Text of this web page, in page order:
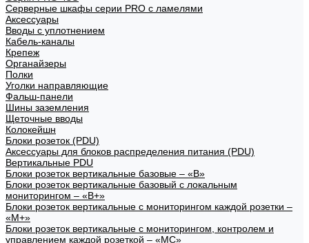
Серверные шкафы серии PRO с ламелями
Аксессуары
Вводы с уплотнением
Кабель-каналы
Крепеж
Органайзеры
Полки
Уголки направляющие
Фальш-панели
Шины заземления
Щеточные вводы
Колокейшн
Блоки розеток (PDU)
Аксессуары для блоков распределения питания (PDU)
Вертикальные PDU
Блоки розеток вертикальные базовые – «В»
Блоки розеток вертикальные базовый с локальным
мониторингом – «В+»
Блоки розеток вертикальные с мониторингом каждой розетки –
«М+»
Блоки розеток вертикальные с мониторингом, контролем и
управлением каждой розеткой – «МС»